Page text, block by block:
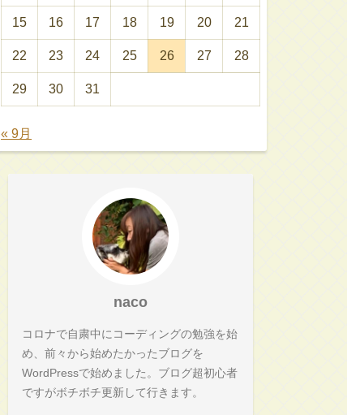
15 16 17 18 19 20 21
22 23 24 25 26 27 28
29 30 31
« 9月
naco
コロナで自粛中にコーディングの勉強を始
め、前々から始めたかったブログを
WordPressで始めました。ブログ超初心者
ですがボチボチ更新して行きます。